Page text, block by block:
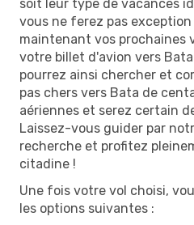
soit leur type de vacances
vous ne ferez pas exception
maintenant vos prochaines
votre billet d'avion vers Bata
pourrez ainsi chercher et
pas chers vers Bata de
aériennes et serez certain
Laissez-vous guider par
recherche et profitez
citadine !
Une fois votre vol choisi,
les options suivantes :